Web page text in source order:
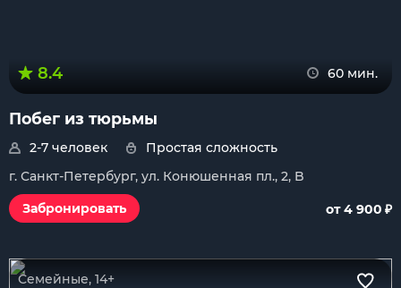
8.4 60 мин.
Побег из тюрьмы
2-7 человек
Простая сложность
г. Санкт-Петербург, ул. Конюшенная пл., 2, B
Забронировать
от 4 900 ₽
Семейные, 14+